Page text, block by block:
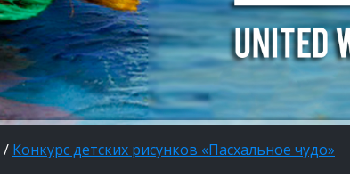
/ Конкурс детских рисунков «Пасхальное чудо»